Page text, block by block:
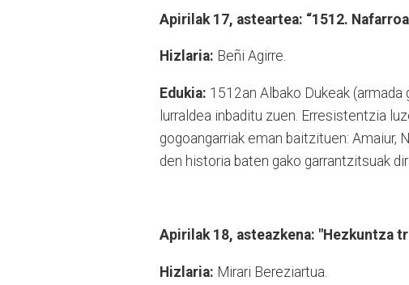
Apirilak 17, asteartea: “1512.
Hizlaria: Beñi Agirre.
Edukia: 1512an Albako Dukeak
lurraldea inbaditu zuen. Erresistentzia
gogoangarriak eman baitzituen: Amaiur,
den historia baten gako garrantzitsuak
Apirilak 18, asteazkena: "Hezkuntza
Hizlaria: Mirari Bereziartua.